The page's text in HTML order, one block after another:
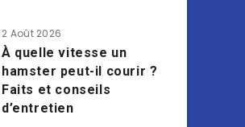
2 Août 2026
À quelle vitesse un
hamster peut-il courir ?
Faits et conseils
d’entretien